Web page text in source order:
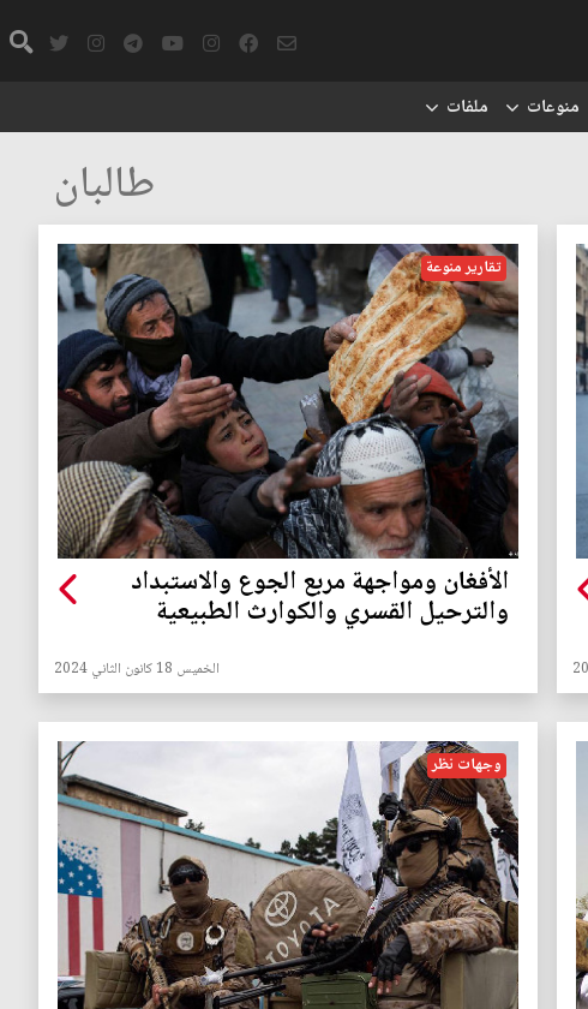
منوعات ملفات
طالبان
تقارير منوعة
الأفغان ومواجهة مربع الجوع والاستبداد
والترحيل القسري والكوارث الطبيعية
الخميس 18 كانون الثاني 2024
وجهات نظر